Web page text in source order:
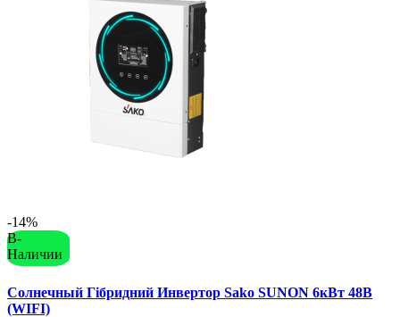
-14%
В-
Наличии
Солнечный Гібридний Инвертор Sako SUNON 6кВт 48В
(WIFI)